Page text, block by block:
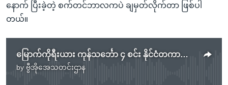
နောက် ပြီးခဲ့တဲ့ စက်တင်ဘာလကပဲ ချမှတ်လိုက်တာ ဖြစ်ပါ
တယ်။
မြောက်ကိုရီးယား ကုန်သင်္ဘော ၄ စင်း နိုင်ငံတကာမှာ ဆိုက်ကပ်ခွင့်မပြုဖို့ ကုလတားမြစ်
by ဗွီအိုအေသတင်းဌာန
No media source currently available